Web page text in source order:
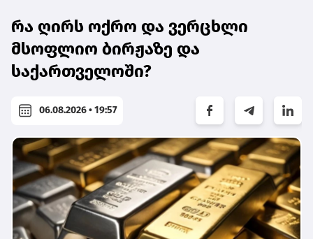
რა ღირს ოქრო და ვერცხლი
მსოფლიო ბირჟაზე და
საქართველოში?
06.08.2026 • 19:57